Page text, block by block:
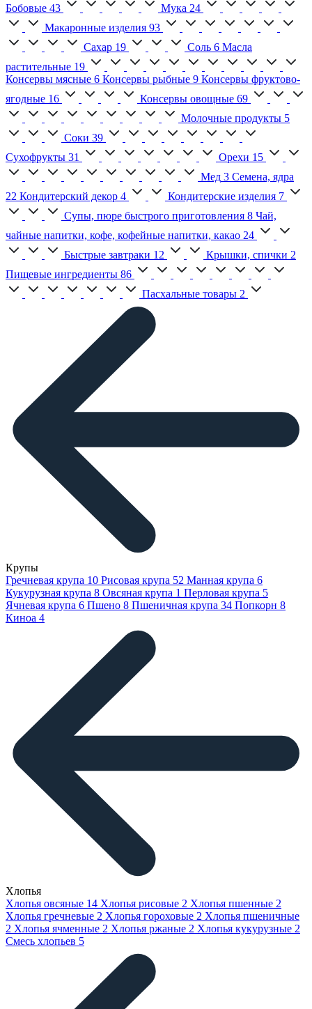
Бобовые 43 Мука 24
Макаронные изделия 93
Сахар 19 Соль 6 Масла
растительные 19
Консервы мясные 6 Консервы рыбные 9 Консервы фруктово-
ягодные 16 Консервы овощные 69
Молочные продукты 5
Соки 39
Сухофрукты 31 Орехи 15
Мед 3 Семена, ядра
22 Кондитерский декор 4 Кондитерские изделия 7
Супы, пюре быстрого приготовления 8 Чай,
чайные напитки, кофе, кофейные напитки, какао 24
Быстрые завтраки 12 Крышки, спички 2
Пищевые ингредиенты 86
Пасхальные товары 2
Крупы
Гречневая крупа 10 Рисовая крупа 52 Манная крупа 6
Кукурузная крупа 8 Овсяная крупа 1 Перловая крупа 5
Ячневая крупа 6 Пшено 8 Пшеничная крупа 34 Попкорн 8
Киноа 4
Хлопья
Хлопья овсяные 14 Хлопья рисовые 2 Хлопья пшенные 2
Хлопья гречневые 2 Хлопья гороховые 2 Хлопья пшеничные
2 Хлопья ячменные 2 Хлопья ржаные 2 Хлопья кукурузные 2
Смесь хлопьев 5